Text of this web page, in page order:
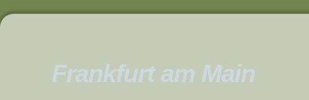
Frankfurt am Main